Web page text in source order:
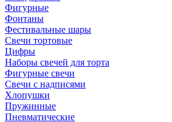
Фигурные
Фонтаны
Фестивальные шары
Свечи тортовые
Цифры
Наборы свечей для торта
Фигурные свечи
Свечи с надписями
Хлопушки
Пружинные
Пневматические